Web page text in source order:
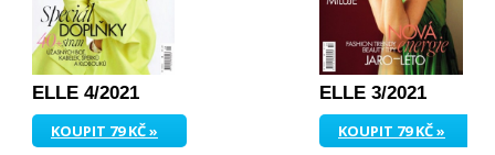
ELLE 4/2021
KOUPIT 79 KČ »
ELLE 3/2021
KOUPIT 79 KČ »